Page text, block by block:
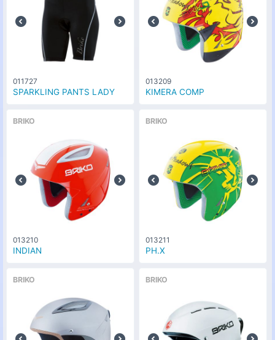
011727
SPARKLING PANTS LADY
013209
KIMERA COMP
BRIKO
013210
INDIAN
BRIKO
013211
PH.X
BRIKO BRIKO